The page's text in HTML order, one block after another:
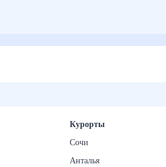
Курорты
Сочи
Анталья